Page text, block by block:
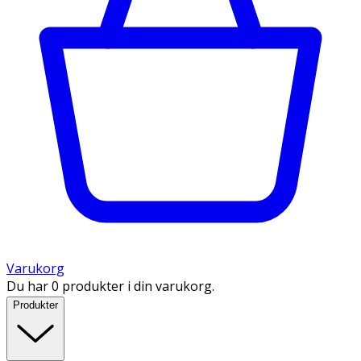
Varukorg
Du har 0 produkter i din varukorg.
Produkter